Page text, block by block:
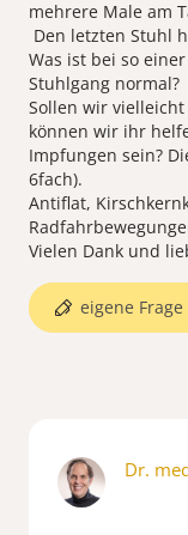
mehrere Male am
Den letzten Stuhl
Was ist bei so
Stuhlgang normal?
Sollen wir
können wir ihr
Impfungen sein?
6fach).
Antiflat,
Vielen Dank und
eigene
Dr.